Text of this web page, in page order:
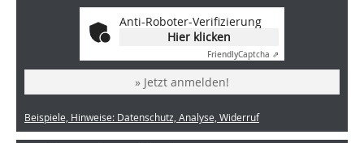
Anti-Roboter-Verifizierung
Hier klicken
FriendlyCaptcha ⇗
» Jetzt anmelden!
Beispiele, Hinweise: Datenschutz, Analyse, Widerruf